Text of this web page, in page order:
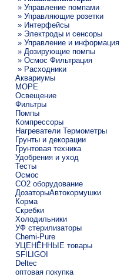
» Управление помпами
» Управляющие розетки
» Интерфейсы
» Электроды и сенсоры
» Управление и информация
» Дозирующие помпы
» Осмос Фильтрация
» Расходники
Аквариумы
МОРЕ
Освещение
Фильтры
Помпы
Компрессоры
Нагреватели Термометры
Грунты и декорации
Грунтовая техника
Удобрения и уход
Тесты
Осмос
CO2 оборудование
ДозаторыАвтокормушки
Корма
Скребки
Холодильники
УФ стерилизаторы
Chemi-Pure
УЦЕНЁННЫЕ товары
SFILIGOI
Deltec
оптовая покупка